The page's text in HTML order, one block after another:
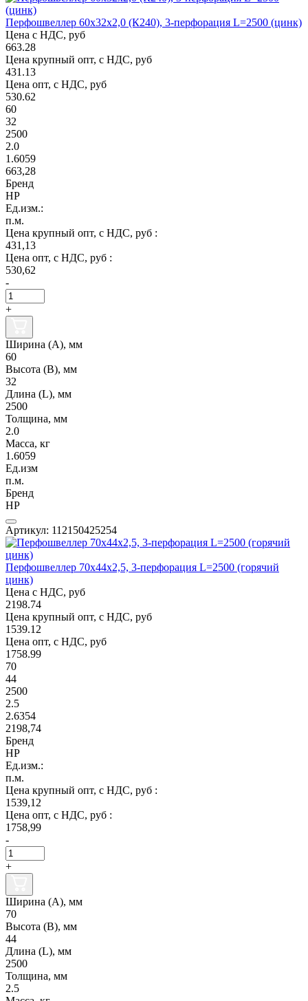
Перфошвеллер 60х32х2,0 (К240), 3-перфорация L=2500 (цинк)
Цена с НДС, руб
663.28
Цена крупный опт, с НДС, руб
431.13
Цена опт, с НДС, руб
530.62
60
32
2500
2.0
1.6059
663,28
Бренд
НР
Ед.изм.:
п.м.
Цена крупный опт, с НДС, руб :
431,13
Цена опт, с НДС, руб :
530,62
-
+
Ширина (А), мм
60
Высота (В), мм
32
Длина (L), мм
2500
Толщина, мм
2.0
Масса, кг
1.6059
Ед.изм
п.м.
Бренд
НР
Артикул: 112150425254
Перфошвеллер 70х44х2,5, 3-перфорация L=2500 (горячий
цинк)
Цена с НДС, руб
2198.74
Цена крупный опт, с НДС, руб
1539.12
Цена опт, с НДС, руб
1758.99
70
44
2500
2.5
2.6354
2198,74
Бренд
НР
Ед.изм.:
п.м.
Цена крупный опт, с НДС, руб :
1539,12
Цена опт, с НДС, руб :
1758,99
-
+
Ширина (А), мм
70
Высота (В), мм
44
Длина (L), мм
2500
Толщина, мм
2.5